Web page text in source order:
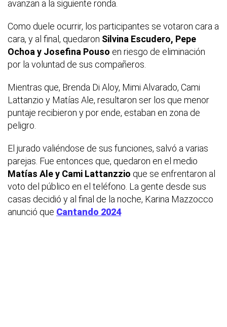
avanzan a la siguiente ronda.
Como duele ocurrir, los participantes se votaron cara a
cara, y al final, quedaron Silvina Escudero, Pepe
Ochoa y Josefina Pouso en riesgo de eliminación
por la voluntad de sus compañeros.
Mientras que, Brenda Di Aloy, Mimi Alvarado, Cami
Lattanzio y Matías Ale, resultaron ser los que menor
puntaje recibieron y por ende, estaban en zona de
peligro.
El jurado valiéndose de sus funciones, salvó a varias
parejas. Fue entonces que, quedaron en el medio
Matías Ale y Cami Lattanzzio que se enfrentaron al
voto del público en el teléfono. La gente desde sus
casas decidió y al final de la noche, Karina Mazzocco
anunció que Cantando 2024